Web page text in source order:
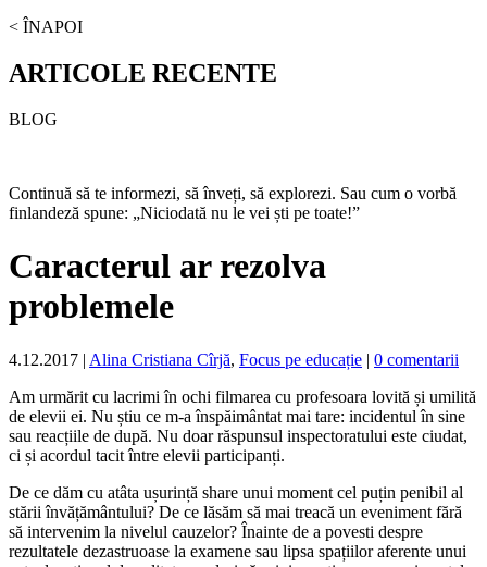
< ÎNAPOI
ARTICOLE RECENTE
BLOG
Continuă să te informezi, să înveți, să explorezi. Sau cum o vorbă
finlandeză spune: „Niciodată nu le vei ști pe toate!”
Caracterul ar rezolva
problemele
4.12.2017 | Alina Cristiana Cîrjă, Focus pe educație | 0 comentarii
Am urmărit cu lacrimi în ochi filmarea cu profesoara lovită și umilită
de elevii ei. Nu știu ce m-a înspăimântat mai tare: incidentul în sine
sau reacțiile de după. Nu doar răspunsul inspectoratului este ciudat,
ci și acordul tacit între elevii participanți.
De ce dăm cu atâta ușurință share unui moment cel puțin penibil al
stării învățământului? De ce lăsăm să mai treacă un eveniment fără
să intervenim la nivelul cauzelor? Înainte de a povesti despre
rezultatele dezastruoase la examene sau lipsa spațiilor aferente unui